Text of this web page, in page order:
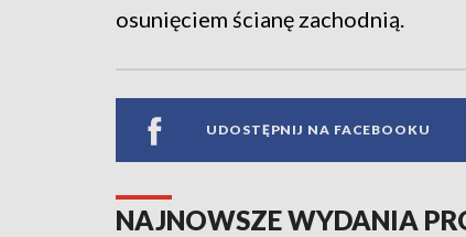
osunięciem ścianę zachodnią.
UDOSTĘPNIJ NA FACEBOOKU
NAJNOWSZE WYDANIA